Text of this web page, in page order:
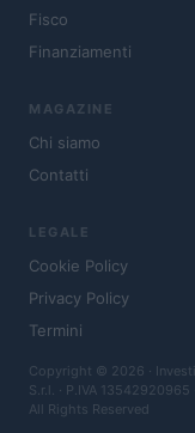
Fisco
Finanziamenti
MAGAZINE
Chi siamo
Contatti
LEGALE
Cookie Policy
Privacy Policy
Termini
Copyright © 2026 ·
S.r.l. · P.IVA 13542920965
All Rights Reserved